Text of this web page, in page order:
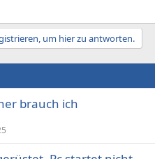
um hier zu antworten.
brauch ich